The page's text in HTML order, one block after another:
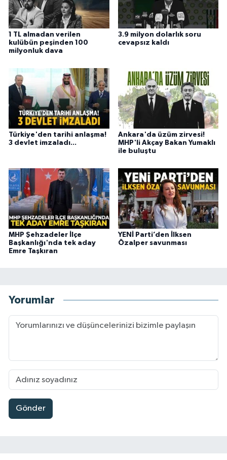
1 TL almadan verilen
kulübün peşinden 100
milyonluk dava
3.9 milyon dolarlık soru
cevapsız kaldı
Türkiye'den tarihi anlaşma!
3 devlet imzaladı...
Ankara'da üzüm zirvesi!
MHP'li Akçay Bakan Yumaklı
ile buluştu
MHP Şehzadeler İlçe
Başkanlığı'nda tek aday
Emre Taşkıran
YENİ Parti’den İlksen
Özalper savunması
Yorumlar
Gönder